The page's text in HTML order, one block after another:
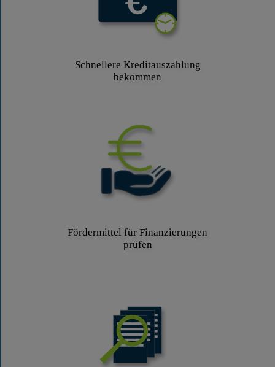
Schnellere Kreditauszahlung
bekommen
Fördermittel für Finanzierungen
prüfen